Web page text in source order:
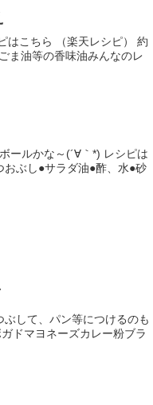
はこちら （楽天レシピ） 約
ま油等の香味油みんなのレ
ールかな～(´∀｀*) レシピは
ぶし●サラダ油●酢、水●砂
して、パン等につけるのも
ドマヨネーズカレー粉ブラ